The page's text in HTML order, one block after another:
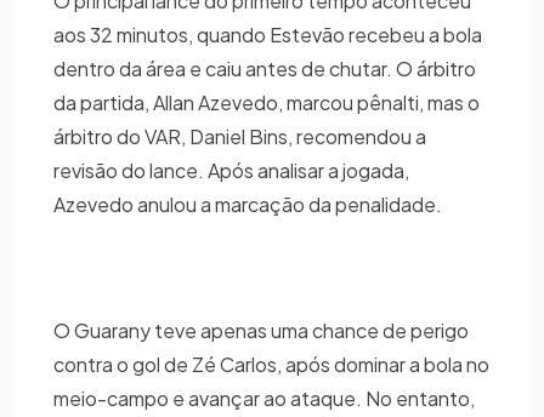
aos 32 minutos, quando Estevão recebeu a bola
dentro da área e caiu antes de chutar. O árbitro
da partida, Allan Azevedo, marcou pênalti, mas o
árbitro do VAR, Daniel Bins, recomendou a
revisão do lance. Após analisar a jogada,
Azevedo anulou a marcação da penalidade.
O Guarany teve apenas uma chance de perigo
contra o gol de Zé Carlos, após dominar a bola no
meio-campo e avançar ao ataque. No entanto,